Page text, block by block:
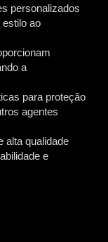
personalizados
ao
a
para proteção
agentes
alta qualidade
e